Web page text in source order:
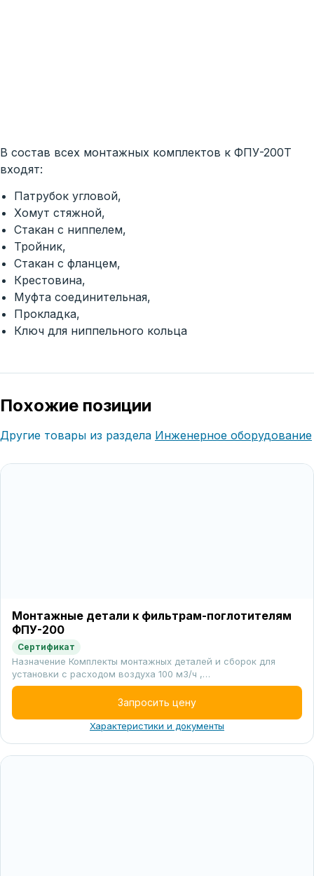
В состав всех монтажных комплектов к ФПУ-200Т
входят:
Патрубок угловой,
Хомут стяжной,
Стакан с ниппелем,
Тройник,
Стакан с фланцем,
Крестовина,
Муфта соединительная,
Прокладка,
Ключ для ниппельного кольца
Похожие позиции
Другие товары из раздела Инженерное оборудование
Монтажные детали к фильтрам-поглотителям
ФПУ-200
Сертификат
Назначение Комплекты монтажных деталей и сборок для
установки с расходом воздуха 100 м3/ч ,…
Запросить цену
Характеристики и документы